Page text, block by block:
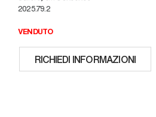
2025.79.2
VENDUTO
RICHIEDI INFORMAZIONI